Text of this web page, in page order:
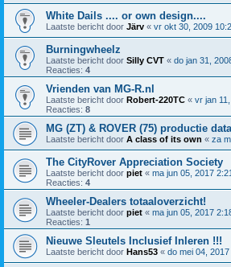
White Dails .... or own design....
Laatste bericht door Järv « vr okt 30, 2009
Burningwheelz
Laatste bericht door Silly CVT « do jan 31,
Reacties: 4
Vrienden van MG-R.nl
Laatste bericht door Robert-220TC « vr jan
Reacties: 8
MG (ZT) & ROVER (75) productie data
Laatste bericht door A class of its own « za
The CityRover Appreciation Society
Laatste bericht door piet « ma jun 05, 2017
Reacties: 4
Wheeler-Dealers totaaloverzicht!
Laatste bericht door piet « ma jun 05, 2017
Reacties: 1
Nieuwe Sleutels Inclusief Inleren !!!
Laatste bericht door Hans53 « do mei 04,